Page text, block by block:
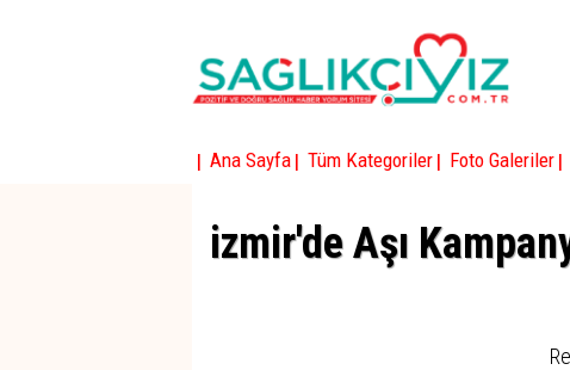
| Ana Sayfa | Tüm Kategoriler | Foto Galeriler |
izmir'de Aşı